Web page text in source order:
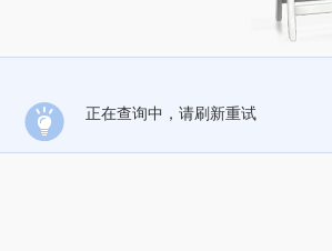
正在查询中，请刷新重试